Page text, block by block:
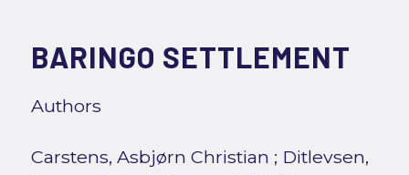
BARINGO SETTLEMENT
Authors
Carstens, Asbjørn Christian ; Ditlevsen,